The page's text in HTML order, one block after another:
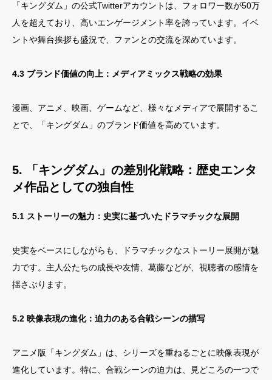
「キングダム」の公式Twitterアカウントは、フォロワー数が50万
人を超えており、高いエンゲージメント率を誇っています。イベ
ントや舞台挨拶も盛況で、ファンとの交流を深めています。
4.3 ブランド価値の向上：メディアミックス戦略の効果
漫画、アニメ、映画、ゲームなど、様々なメディアで展開するこ
とで、「キングダム」のブランド価値を高めています。
5. 「キングダム」の差別化戦略：歴史エンタ
メ作品としての独自性
5.1 ストーリーの魅力：史実に基づいたドラマチックな展開
史実をベースにしながらも、ドラマチックなストーリー展開が魅
力です。主人公たちの成長や友情、葛藤などが、視聴者の感情を
揺さぶります。
5.2 映像表現の進化：迫力のある合戦シーンの描写
アニメ版「キングダム」は、シリーズを重ねるごとに映像表現が
進化しています。特に、合戦シーンの迫力は、見どころの一つで